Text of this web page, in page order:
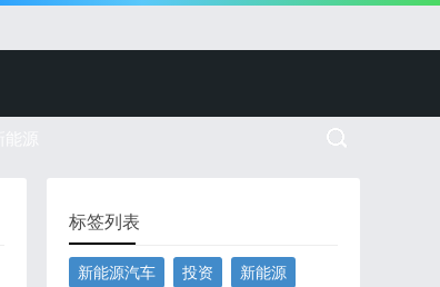
标签列表
新能源汽车 投资 新能源